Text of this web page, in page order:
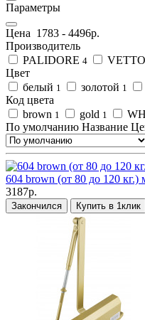
Параметры
Цена 1783 - 4496р.
Производитель
PALIDORE 4
Цвет
белый 1 золотой 1
Код цвета
brown 1 gold 1
По умолчанию Название
604 brown (от 80 до 120 кг.)
3187р.
Закончился Купить в 1клик